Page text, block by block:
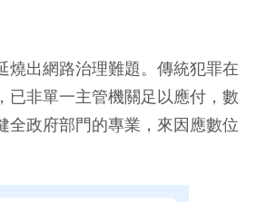
燒出網路治理難題。傳統犯罪在
已非單一主管機關足以應付，數
全政府部門的專業，來因應數位